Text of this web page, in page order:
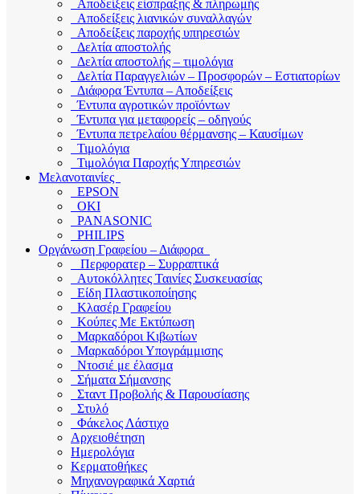
Αποδείξεις είσπραξης & πληρωμής
Αποδείξεις λιανικών συναλλαγών
Αποδείξεις παροχής υπηρεσιών
Δελτία αποστολής
Δελτία αποστολής – τιμολόγια
Δελτία Παραγγελιών – Προσφορών – Εστιατορίων
Διάφορα Έντυπα – Αποδείξεις
Έντυπα αγροτικών προϊόντων
Έντυπα για μεταφορείς – οδηγούς
Έντυπα πετρελαίου θέρμανσης – Καυσίμων
Τιμολόγια
Τιμολόγια Παροχής Υπηρεσιών
Μελανοταινίες
EPSON
OKI
PANASONIC
PHILIPS
Οργάνωση Γραφείου – Διάφορα
Περφορατερ – Συρραπτικά
Αυτοκόλλητες Ταινίες Συσκευασίας
Είδη Πλαστικοποίησης
Κλασέρ Γραφείου
Κούπες Με Εκτύπωση
Μαρκαδόροι Κιβωτίων
Μαρκαδόροι Υπογράμμισης
Ντοσιέ με έλασμα
Σήματα Σήμανσης
Σταντ Προβολής & Παρουσίασης
Στυλό
Φάκελος Λάστιχο
Αρχειοθέτηση
Ημερολόγια
Κερματοθήκες
Μηχανογραφικά Χαρτιά